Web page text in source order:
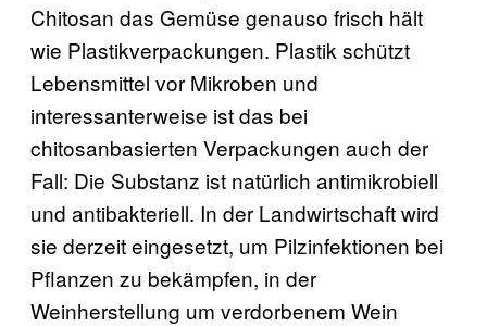
Chitosan das Gemüse genauso frisch hält
wie Plastikverpackungen. Plastik schützt
Lebensmittel vor Mikroben und
interessanterweise ist das bei
chitosanbasierten Verpackungen auch der
Fall: Die Substanz ist natürlich antimikrobiell
und antibakteriell. In der Landwirtschaft wird
sie derzeit eingesetzt, um Pilzinfektionen bei
Pflanzen zu bekämpfen, in der
Weinherstellung um verdorbenem Wein